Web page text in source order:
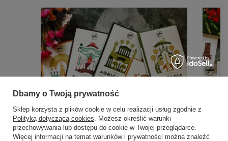
Dbamy o Twoją prywatność
Sklep korzysta z plików cookie w celu realizacji usług zgodnie z
Polityką dotyczącą cookies. Możesz określić warunki
przechowywania lub dostępu do cookie w Twojej przeglądarce.
Więcej informacji na temat warunków i prywatności można znaleźć